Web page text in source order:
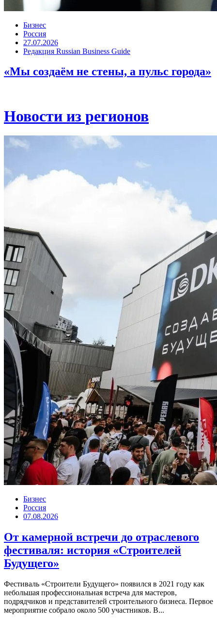
Бизнес
Россия
27.07.2026
Редакция Russian Business Guide
«Мы создаём не стены, а пульс города»
Новости из регионов
Бизнес
Россия
07.08.2026
От камерной встречи до отраслевого
фестиваля: история «Строителей
Будущего»
Фестиваль «Строители Будущего» появился в 2021 году как
небольшая профессиональная встреча для мастеров,
подрядчиков и представителей строительного бизнеса. Первое
мероприятие собрало около 500 участников. В...